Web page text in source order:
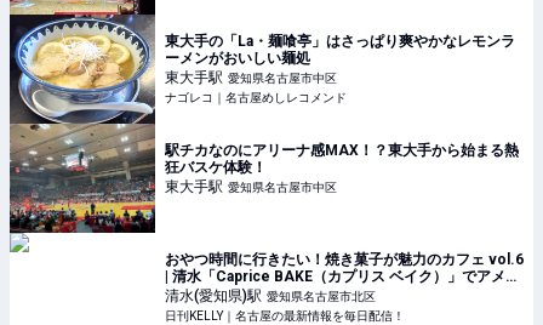
東大手の「La・麺喰亭」はさっぱり爽やかなレモンラ
ーメンがおいしい麺処
東大手駅 愛知県名古屋市中区
ナゴレコ｜名古屋めしレコメンド
駅チカなのにアリーナ感MAX！？東大手から始まる熱
狂バスケ体験！
東大手駅 愛知県名古屋市中区
おやつ時間に行きたい！焼き菓子が魅力のカフェ vol.6
| 清水「Caprice BAKE（カプリス ベイク）」でアメリ
カンマフィンを堪能 | 日刊KELLY｜名古屋の最新情報を
毎日配信！
清水(愛知県)駅 愛知県名古屋市北区
日刊KELLY｜名古屋の最新情報を毎日配信！